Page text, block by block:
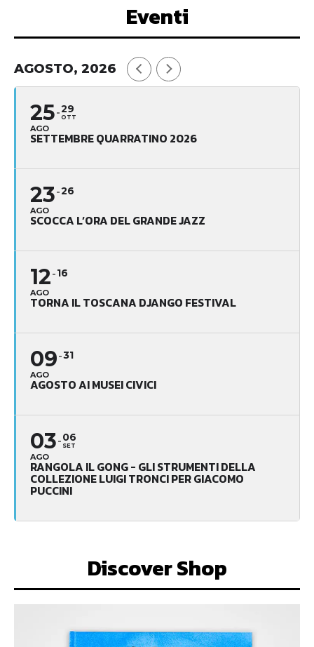
Eventi
AGOSTO, 2026
25
AGO
29
OTT
SETTEMBRE QUARRATINO 2026
23
AGO
26
SCOCCA L’ORA DEL GRANDE JAZZ
12
AGO
16
TORNA IL TOSCANA DJANGO FESTIVAL
09
AGO
31
AGOSTO AI MUSEI CIVICI
03
AGO
06
SET
RANGOLA IL GONG - GLI STRUMENTI DELLA
COLLEZIONE LUIGI TRONCI PER GIACOMO
PUCCINI
Discover Shop